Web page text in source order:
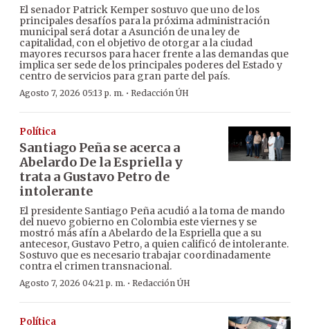
El senador Patrick Kemper sostuvo que uno de los
principales desafíos para la próxima administración
municipal será dotar a Asunción de una ley de
capitalidad, con el objetivo de otorgar a la ciudad
mayores recursos para hacer frente a las demandas que
implica ser sede de los principales poderes del Estado y
centro de servicios para gran parte del país.
Agosto 7, 2026 05:13 p. m. · Redacción ÚH
Política
Santiago Peña se acerca a
Abelardo De la Espriella y
trata a Gustavo Petro de
intolerante
El presidente Santiago Peña acudió a la toma de mando
del nuevo gobierno en Colombia este viernes y se
mostró más afín a Abelardo de la Espriella que a su
antecesor, Gustavo Petro, a quien calificó de intolerante.
Sostuvo que es necesario trabajar coordinadamente
contra el crimen transnacional.
Agosto 7, 2026 04:21 p. m. · Redacción ÚH
Política